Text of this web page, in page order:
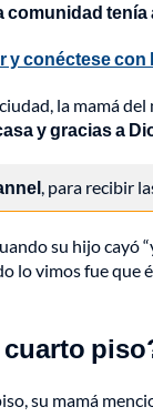
comunidad tenía
y conéctese
la mamá
y gracias a
, para recibir
su hijo cayó
lo vimos fue
su mamá